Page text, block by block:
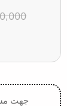
جهت